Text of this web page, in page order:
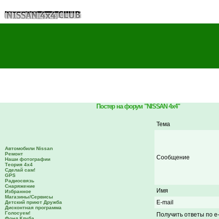
Автомобили Nissan
Ремонт
Наши фотографии
Теория 4х4
Сделай сам!
GPS
Радиосвязь
Снаряжение
Избранное
Магазины/Сервисы
Детский приют Дружба
Дисконтная программа
Голосуем!
Постер на форум "NISSAN 4x4"
Тема
Сообщение
Имя
E-mail
Получить ответы по